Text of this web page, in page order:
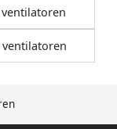
ventilatoren